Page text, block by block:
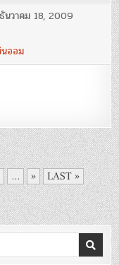
ธันวาคม 18, 2009
นออม
... » LAST »